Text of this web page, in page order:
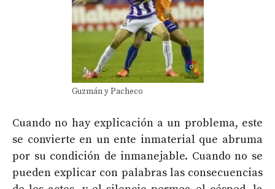
Guzmán y Pacheco
Cuando no hay explicación a un problema, este
se convierte en un ente inmaterial que abruma
por su condición de inmanejable. Cuando no se
pueden explicar con palabras las consecuencias